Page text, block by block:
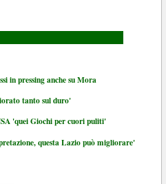
in pressing anche su Mora
tanto sul duro'
'quei Giochi per cuori puliti'
questa Lazio può migliorare'